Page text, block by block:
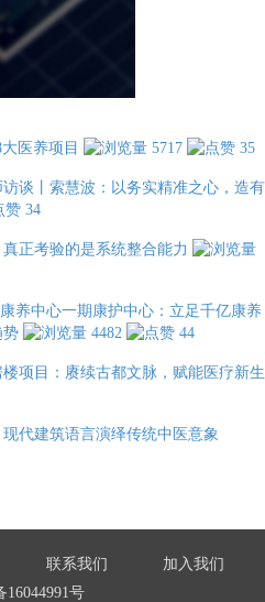
医养项目 5717 35
谈丨索慧波：以务实精准之心，造有
34
正考验的是系统整合能力
养中心一期康护中心：立足千亿康养
势
4482 44
项目：赓续古都文脉，赋能医疗新生
代建筑语言演绎传统中医意象
联系我们
加入我们
16044991号